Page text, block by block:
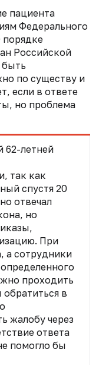
пациента
Федерального
Российской
по существу и
если в ответе
но проблема
62-летней
так как
спустя 20
отвечал
но
При
а сотрудники
проходить
в
жалобу через
ответа
помогло бы